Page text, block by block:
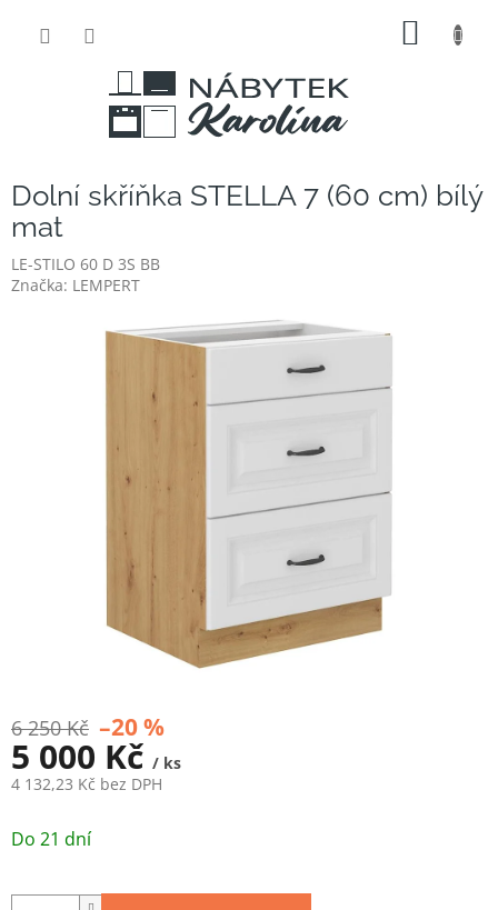
Dolní skříňka STELLA 7 (60 cm) bílý
mat
LE-STILO 60 D 3S BB
Značka: LEMPERT
6 250 Kč –20 %
5 000 Kč / ks
4 132,23 Kč bez DPH
cena:
Do 21 dní